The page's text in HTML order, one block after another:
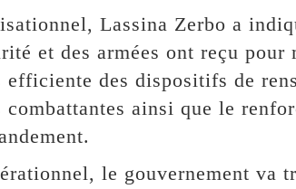
Lassina Zerbo a
et des armées ont reçu pour
des dispositifs de
ainsi que le
le gouvernement va